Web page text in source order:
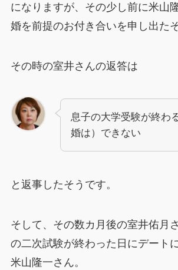
になりますが、その少し前に米山
婚を前提のお付き合いを申し出た
その時の室井さんの返答は
息子の大学受験が終わ
婚は）できない
と返事したそうです。
そして、その数カ月後の室井佑月
の二次試験が終わった日にデート
米山隆一さん。